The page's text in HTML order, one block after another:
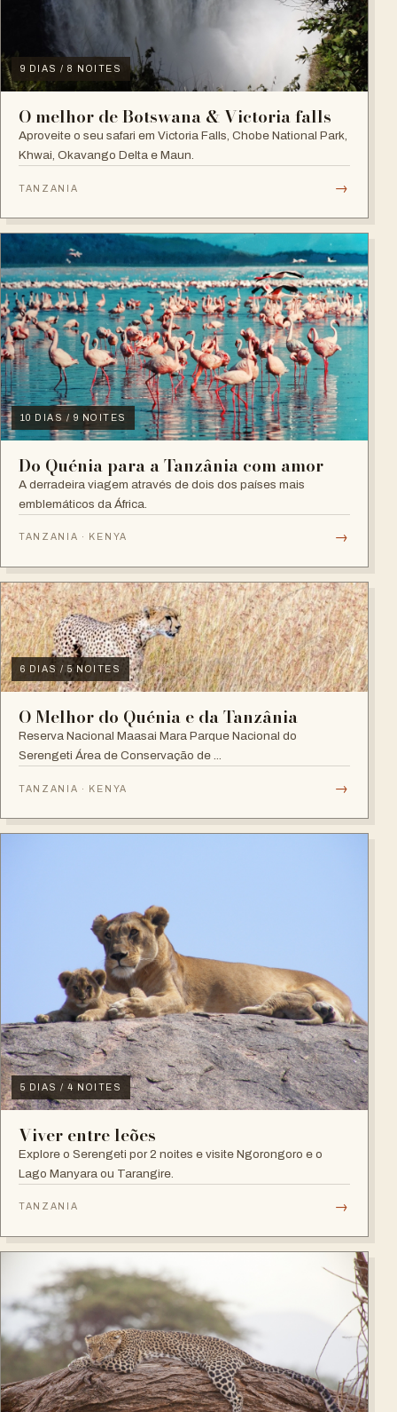
9 DIAS / 8 NOITES
O melhor de Botswana & Victoria falls
Aproveite o seu safari em Victoria Falls, Chobe National Park,
Khwai, Okavango Delta e Maun.
TANZANIA →
10 DIAS / 9 NOITES
Do Quénia para a Tanzânia com amor
A derradeira viagem através de dois dos países mais
emblemáticos da África.
TANZANIA · KENYA →
6 DIAS / 5 NOITES
O Melhor do Quénia e da Tanzânia
Reserva Nacional Maasai Mara Parque Nacional do
Serengeti Área de Conservação de ...
TANZANIA · KENYA →
5 DIAS / 4 NOITES
Viver entre leões
Explore o Serengeti por 2 noites e visite Ngorongoro e o
Lago Manyara ou Tarangire.
TANZANIA →